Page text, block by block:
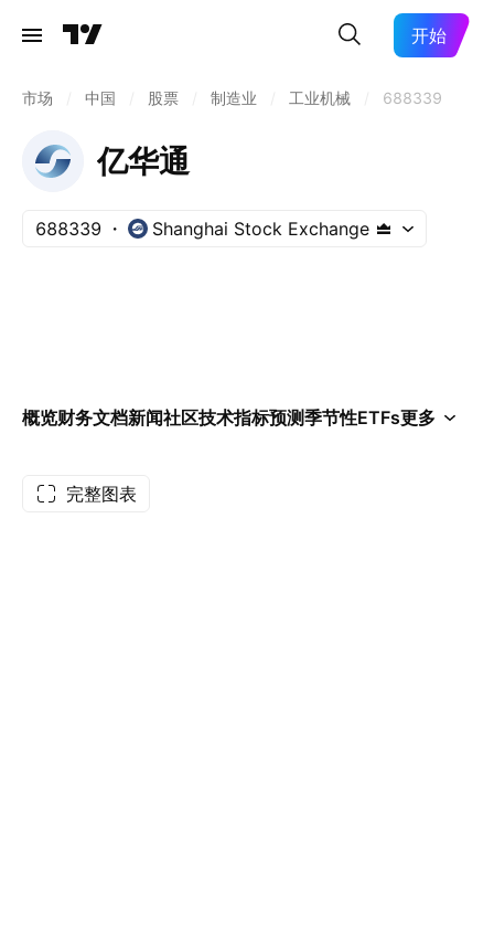
开始
市场 中国 股票 制造业 工业机械 688339
亿华通
688339 Shanghai Stock Exchange
概览财务文档新闻社区技术指标预测季节性ETFs更多
完整图表